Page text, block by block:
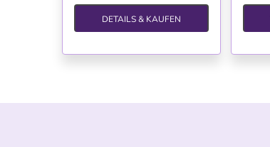
DETAILS & KAUFEN